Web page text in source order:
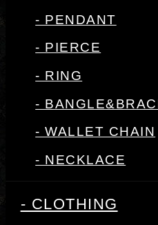
- PENDANT
- PIERCE
- RING
-
- WALLET CHAIN
- NECKLACE
- CLOTHING